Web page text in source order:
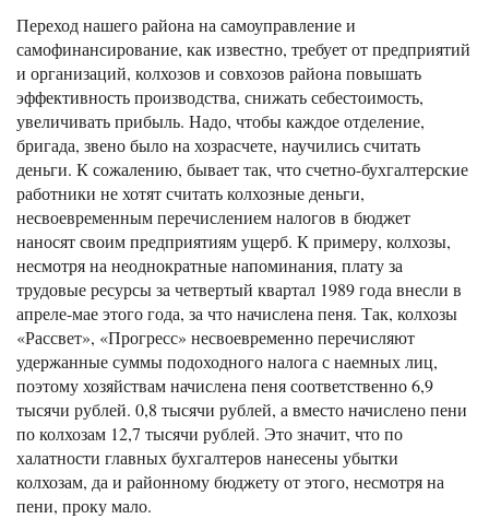
Переход нашего района на самоуправление и
самофинансирование, как известно, требует от предприятий
и организаций, колхозов и совхозов района повышать
эффективность производства, снижать себестоимость,
увеличивать прибыль. Надо, чтобы каждое отделение,
бригада, звено было на хозрасчете, научились считать
деньги. К сожалению, бывает так, что счетно-бухгалтерские
работники не хотят считать колхозные деньги,
несвоевременным перечислением налогов в бюджет
наносят своим предприятиям ущерб. К примеру, колхозы,
несмотря на неоднократные напоминания, плату за
трудовые ресурсы за четвертый квартал 1989 года внесли в
апреле-мае этого года, за что начислена пеня. Так, колхозы
«Рассвет», «Прогресс» несвоевременно перечисляют
удержанные суммы подоходного налога с наемных лиц,
поэтому хозяйствам начислена пеня соответственно 6,9
тысячи рублей. 0,8 тысячи рублей, а вместо начислено пени
по колхозам 12,7 тысячи рублей. Это значит, что по
халатности главных бухгалтеров нанесены убытки
колхозам, да и районному бюджету от этого, несмотря на
пени, проку мало.